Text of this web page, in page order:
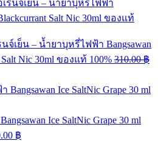
จ์เย็น – น้ำยาบุหรี่ไฟฟ้า Bangsawan
Salt Nic 30ml ของแท้ 100% 310.00฿
Ice SaltNic Grape 30 ml
฿